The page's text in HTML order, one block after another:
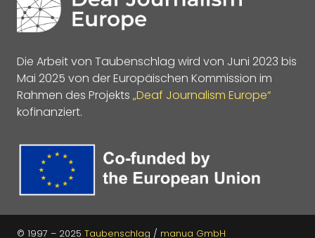
Die Arbeit von Taubenschlag wird von Juni 2023 bis
Mai 2025 von der Europäischen Kommission im
Rahmen des Projekts „Deaf Journalism Europe“
kofinanziert.
© 1997 – 2025 Taubenschlag / manua GmbH